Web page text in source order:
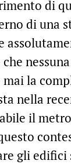
di
di una
la
nella
il
gli